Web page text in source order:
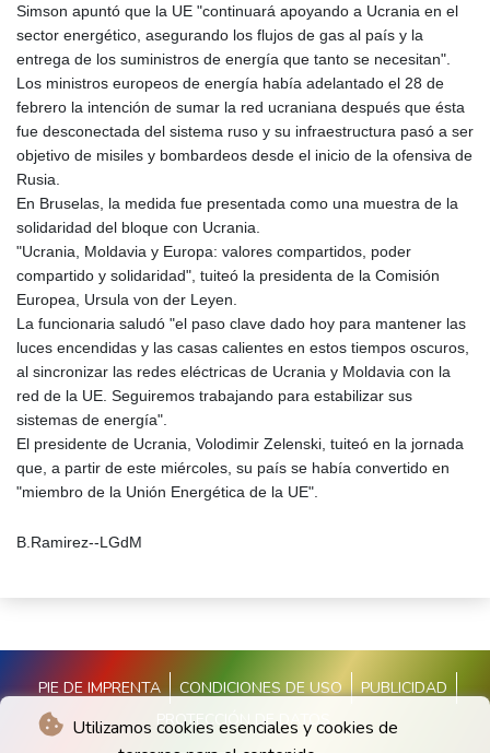
Utilizamos cookies esenciales y cookies de
Simson apuntó que la UE "continuará apoyando a Ucrania en el
sector energético, asegurando los flujos de gas al país y la
entrega de los suministros de energía que tanto se necesitan".
Los ministros europeos de energía había adelantado el 28 de
febrero la intención de sumar la red ucraniana después que ésta
fue desconectada del sistema ruso y su infraestructura pasó a ser
objetivo de misiles y bombardeos desde el inicio de la ofensiva de
Rusia.
En Bruselas, la medida fue presentada como una muestra de la
solidaridad del bloque con Ucrania.
"Ucrania, Moldavia y Europa: valores compartidos, poder
compartido y solidaridad", tuiteó la presidenta de la Comisión
Europea, Ursula von der Leyen.
La funcionaria saludó "el paso clave dado hoy para mantener las
luces encendidas y las casas calientes en estos tiempos oscuros,
al sincronizar las redes eléctricas de Ucrania y Moldavia con la
red de la UE. Seguiremos trabajando para estabilizar sus
sistemas de energía".
El presidente de Ucrania, Volodimir Zelenski, tuiteó en la jornada
que, a partir de este miércoles, su país se había convertido en
"miembro de la Unión Energética de la UE".
B.Ramirez--LGdM
PIE DE IMPRENTA CONDICIONES DE USO
PUBLICIDAD
PROTECCIÓN DE DATOS